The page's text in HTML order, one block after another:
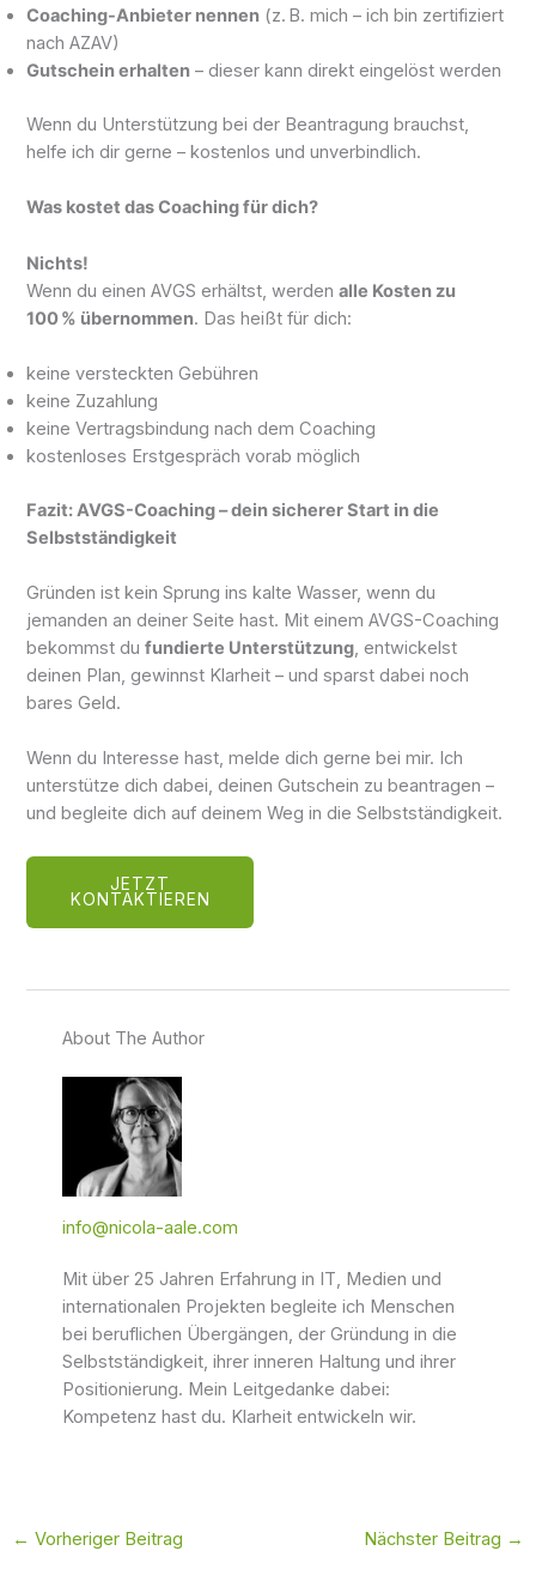
Coaching-Anbieter nennen (z. B. mich – ich bin zertifiziert
nach AZAV)
Gutschein erhalten – dieser kann direkt eingelöst werden
Wenn du Unterstützung bei der Beantragung brauchst,
helfe ich dir gerne – kostenlos und unverbindlich.
Was kostet das Coaching für dich?
Nichts!
Wenn du einen AVGS erhältst, werdenalle Kosten zu
100 % übernommen. Das heißt für dich:
keine versteckten Gebühren
keine Zuzahlung
keine Vertragsbindung nach dem Coaching
kostenloses Erstgespräch vorab möglich
Fazit: AVGS-Coaching – dein sicherer Start in die
Selbstständigkeit
Gründen ist kein Sprung ins kalte Wasser, wenn du
jemanden an deiner Seite hast. Mit einem AVGS-Coaching
bekommst dufundierte Unterstützung, entwickelst
deinen Plan, gewinnst Klarheit – und sparst dabei noch
bares Geld.
Wenn du Interesse hast, melde dich gerne bei mir. Ich
unterstütze dich dabei, deinen Gutschein zu beantragen –
und begleite dich auf deinem Weg in die Selbstständigkeit.
JETZT
KONTAKTIEREN
About The Author
info@nicola-aale.com
Mit über 25 Jahren Erfahrung in IT, Medien und
internationalen Projekten begleite ich Menschen
bei beruflichen Übergängen, der Gründung in die
Selbstständigkeit, ihrer inneren Haltung und ihrer
Positionierung. Mein Leitgedanke dabei:
Kompetenz hast du. Klarheit entwickeln wir.
← Vorheriger Beitrag Nächster Beitrag →